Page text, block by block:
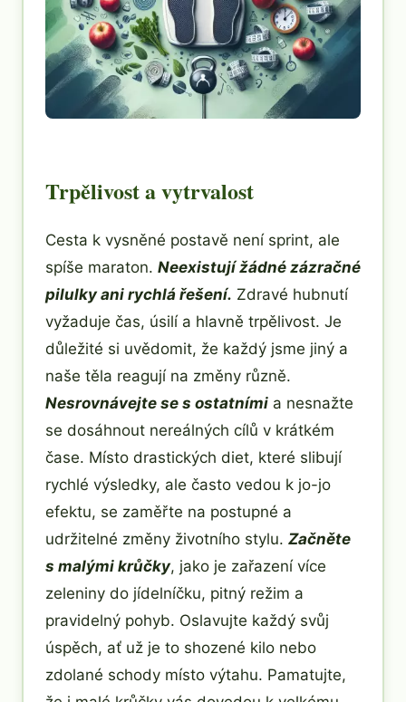
Trpělivost a vytrvalost
Cesta k vysněné postavě není sprint, ale
spíše maraton. Neexistují žádné zázračné
pilulky ani rychlá řešení. Zdravé hubnutí
vyžaduje čas, úsilí a hlavně trpělivost. Je
důležité si uvědomit, že každý jsme jiný a
naše těla reagují na změny různě.
Nesrovnávejte se s ostatními a nesnažte
se dosáhnout nereálných cílů v krátkém
čase. Místo drastických diet, které slibují
rychlé výsledky, ale často vedou k jo-jo
efektu, se zaměřte na postupné a
udržitelné změny životního stylu. Začněte
s malými krůčky, jako je zařazení více
zeleniny do jídelníčku, pitný režim a
pravidelný pohyb. Oslavujte každý svůj
úspěch, ať už je to shozené kilo nebo
zdolané schody místo výtahu. Pamatujte,